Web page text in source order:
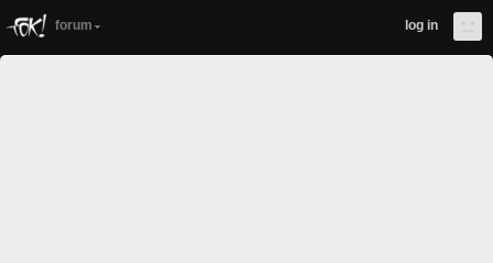
forum log in